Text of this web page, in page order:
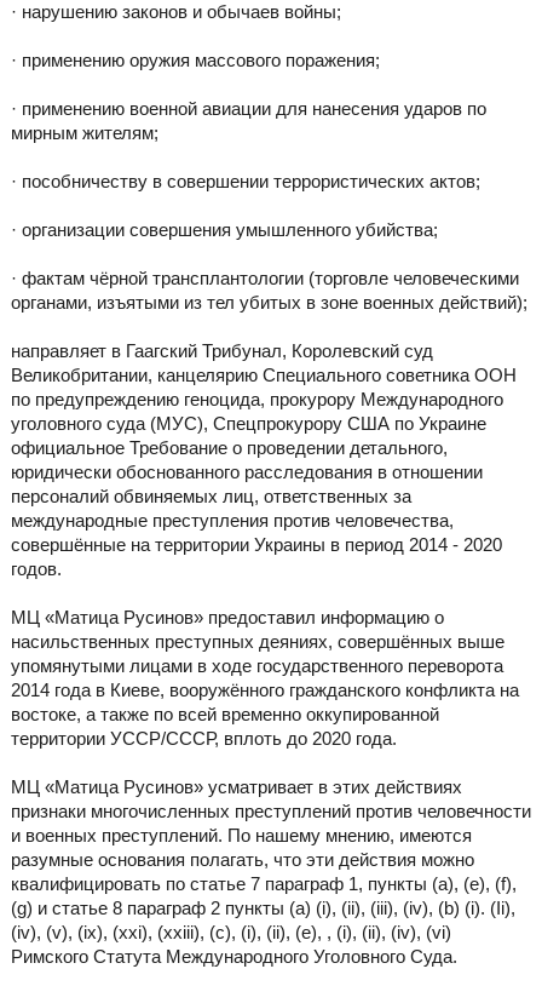
· нарушению законов и обычаев войны;
· применению оружия массового поражения;
· применению военной авиации для нанесения ударов по
мирным жителям;
· пособничеству в совершении террористических актов;
· организации совершения умышленного убийства;
· фактам чёрной трансплантологии (торговле человеческими
органами, изъятыми из тел убитых в зоне военных действий);
направляет в Гаагский Трибунал, Королевский суд
Великобритании, канцелярию Специального советника ООН
по предупреждению геноцида, прокурору Международного
уголовного суда (МУС), Спецпрокурору США по Украине
официальное Требование о проведении детального,
юридически обоснованного расследования в отношении
персоналий обвиняемых лиц, ответственных за
международные преступления против человечества,
совершённые на территории Украины в период 2014 - 2020
годов.
МЦ «Матица Русинов» предоставил информацию о
насильственных преступных деяниях, совершённых выше
упомянутыми лицами в ходе государственного переворота
2014 года в Киеве, вооружённого гражданского конфликта на
востоке, а также по всей временно оккупированной
территории УССР/СССР, вплоть до 2020 года.
МЦ «Матица Русинов» усматривает в этих действиях
признаки многочисленных преступлений против человечности
и военных преступлений. По нашему мнению, имеются
разумные основания полагать, что эти действия можно
квалифицировать по статье 7 параграф 1, пункты (a), (e), (f),
(g) и статье 8 параграф 2 пункты (а) (i), (ii), (iii), (iv), (b) (i). (Ii),
(iv), (v), (ix), (xxi), (xxiii), (c), (i), (ii), (e), , (i), (ii), (iv), (vi)
Римского Статута Международного Уголовного Суда.